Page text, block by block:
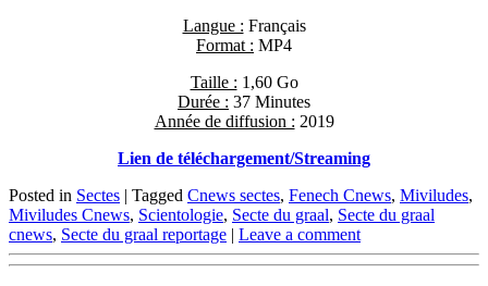
Langue : Français
Format : MP4
Taille : 1,60 Go
Durée : 37 Minutes
Année de diffusion : 2019
Lien de téléchargement/Streaming
Posted in Sectes | Tagged Cnews sectes, Fenech Cnews, Miviludes,
Miviludes Cnews, Scientologie, Secte du graal, Secte du graal
cnews, Secte du graal reportage | Leave a comment